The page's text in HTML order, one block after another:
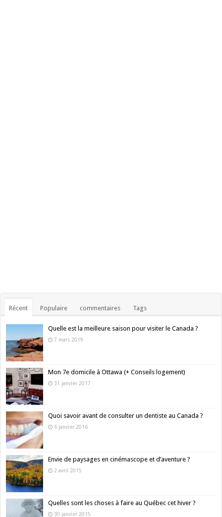
Récent Populaire commentaires Tags
Quelle est la meilleure saison pour visiter le Canada ?
7 mars 2019
Mon 7e domicile à Ottawa (+ Conseils logement)
31 janvier 2017
Quoi savoir avant de consulter un dentiste au Canada ?
6 janvier 2016
Envie de paysages en cinémascope et d’aventure ?
2 avril 2015
Quelles sont les choses à faire au Québec cet hiver ?
30 janvier 2015